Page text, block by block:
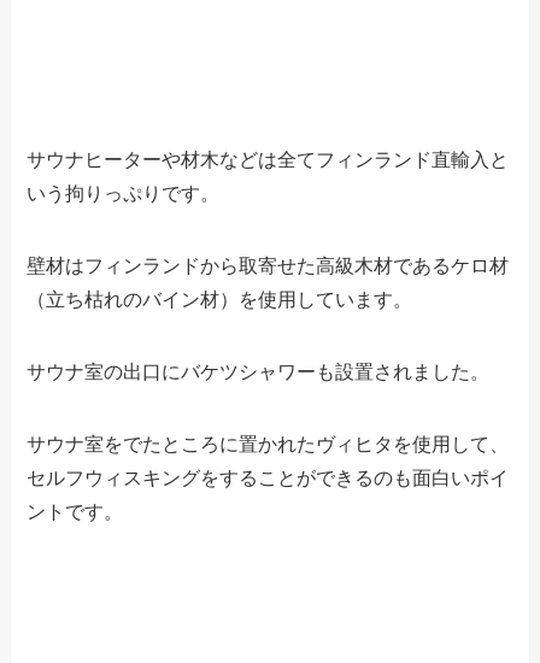
サウナヒーターや材木などは全てフィンランド直輸入と
いう拘りっぷりです。
壁材はフィンランドから取寄せた高級木材であるケロ材
（立ち枯れのバイン材）を使用しています。
サウナ室の出口にバケツシャワーも設置されました。
サウナ室をでたところに置かれたヴィヒタを使用して、
セルフウィスキングをすることができるのも面白いポイ
ントです。